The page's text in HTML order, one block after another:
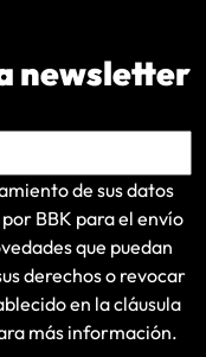
newsletter
de sus datos
BBK para el envío
que puedan
derechos o revocar
en lacláusula
más información.